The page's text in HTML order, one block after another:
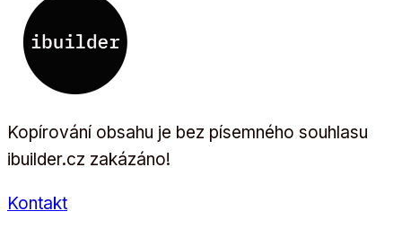
Kopírování obsahu je bez písemného souhlasu
ibuilder.cz zakázáno!
Kontakt